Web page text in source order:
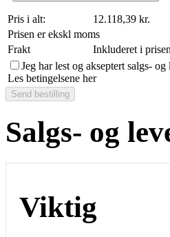
Pris i alt:
12.118,39 kr.
Prisen er ekskl moms
Frakt
Inkluderet i prisen
Jeg har lest og akseptert salgs-
Les betingelsene her
Salgs- og
Viktig